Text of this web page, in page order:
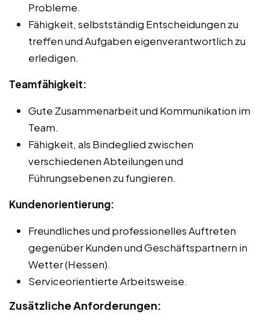
Probleme.
Fähigkeit, selbstständig Entscheidungen zu
treffen und Aufgaben eigenverantwortlich zu
erledigen.
Teamfähigkeit:
Gute Zusammenarbeit und Kommunikation im
Team.
Fähigkeit, als Bindeglied zwischen
verschiedenen Abteilungen und
Führungsebenen zu fungieren.
Kundenorientierung:
Freundliches und professionelles Auftreten
gegenüber Kunden und Geschäftspartnern in
Wetter (Hessen).
Serviceorientierte Arbeitsweise.
Zusätzliche Anforderungen: